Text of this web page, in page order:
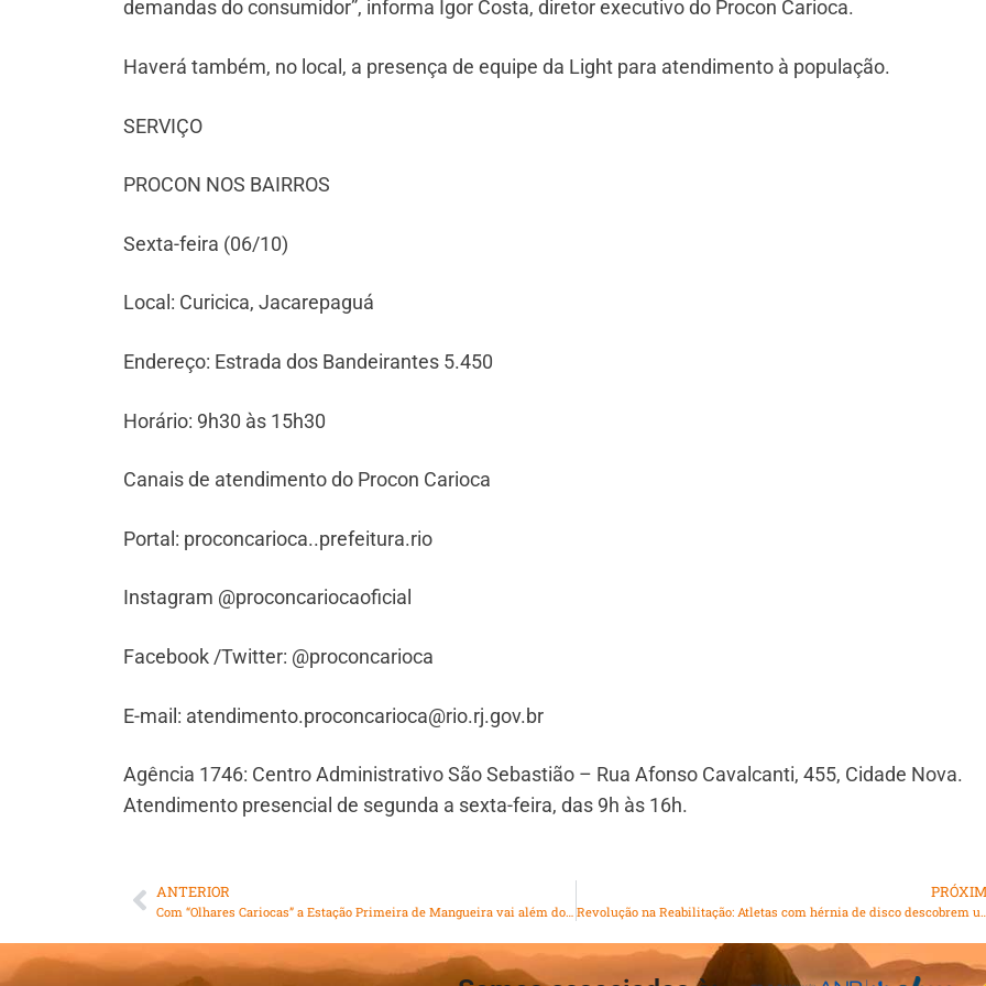
demandas do consumidor”, informa Igor Costa, diretor executivo do Procon Carioca.
Haverá também, no local, a presença de equipe da Light para atendimento à população.
SERVIÇO
PROCON NOS BAIRROS
Sexta-feira (06/10)
Local: Curicica, Jacarepaguá
Endereço: Estrada dos Bandeirantes 5.450
Horário: 9h30 às 15h30
Canais de atendimento do Procon Carioca
Portal: proconcarioca..prefeitura.rio
Instagram @proconcariocaoficial
Facebook /Twitter: @proconcarioca
E-mail: atendimento.proconcarioca@rio.rj.gov.br
Agência 1746: Centro Administrativo São Sebastião – Rua Afonso Cavalcanti, 455, Cidade Nova.
Atendimento presencial de segunda a sexta-feira, das 9h às 16h.
ANTERIOR
Com “Olhares Cariocas” a Estação Primeira de Mangueira vai além do samba com o ensino da produção audiovisual para os jovens em sua quadra Revolução na Reabilitação: Atletas com hérnia de disco descobrem uma nova chance com tratamento inovador desenvolvido por cientista brasileira